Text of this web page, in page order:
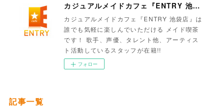
カジュアルメイドカフェ『ENTRY 池袋店』
カジュアルメイドカフェ『ENTRY 池袋店』は
誰でも気軽に楽しんでいただける メイド喫茶
です！ 歌手、声優、タレント他、アーティス
ト活動しているスタッフが在籍!!
フォロー
記事一覧